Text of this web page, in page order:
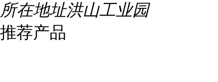
所在地址洪山工业园
推荐产品